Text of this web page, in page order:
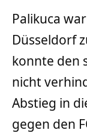
Palikuca
Düsseldorf
konnte den
nicht
Abstieg in
gegen den